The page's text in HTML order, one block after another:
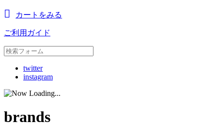
カートをみる
ご利用ガイド
twitter
instagram
brands